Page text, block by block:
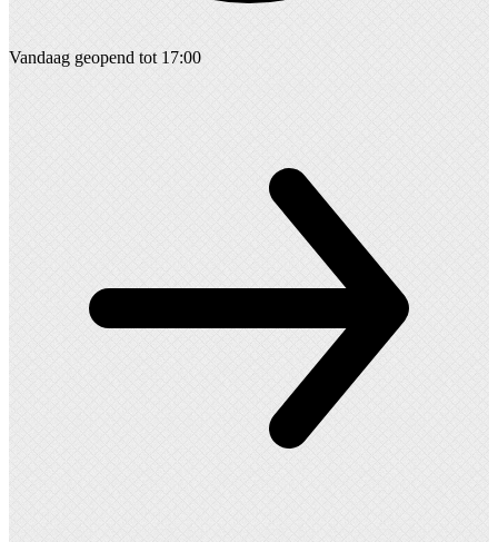
Vandaag geopend tot 17:00